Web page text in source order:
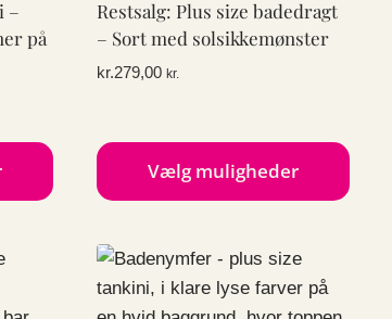
kan
–
på
Restsalg: Plus size badedragt
– Sort med solsikkemønster
kr.279,00 kr.
Vælg muligheder
vare